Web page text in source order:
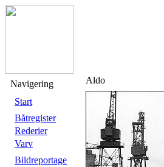
Navigering
Start
Båtregister
Rederier
Varv
Bildreportage
Aldo